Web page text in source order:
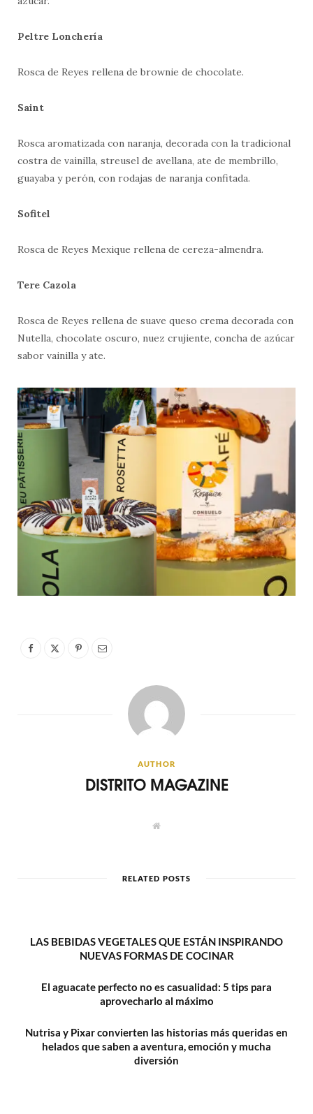
Peltre Lonchería
Rosca de Reyes rellena de brownie de chocolate.
Saint
Rosca aromatizada con naranja, decorada con la tradicional
costra de vainilla, streusel de avellana, ate de membrillo,
guayaba y perón, con rodajas de naranja confitada.
Sofitel
Rosca de Reyes Mexique rellena de cereza-almendra.
Tere Cazola
Rosca de Reyes rellena de suave queso crema decorada con
Nutella, chocolate oscuro, nuez crujiente, concha de azúcar
sabor vainilla y ate.
AUTHOR
DISTRITO MAGAZINE
W
e
RELATED POSTS
LAS BEBIDAS VEGETALES QUE ESTÁN INSPIRANDO
NUEVAS FORMAS DE COCINAR
El aguacate perfecto no es casualidad: 5 tips para
aprovecharlo al máximo
Nutrisa y Pixar convierten las historias más queridas en
helados que saben a aventura, emoción y mucha
diversión